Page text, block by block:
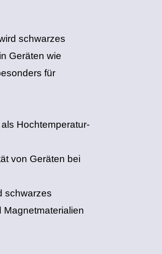
schwarzes
Geräten wie
für
Hochtemperatur-
von Geräten bei
schwarzes